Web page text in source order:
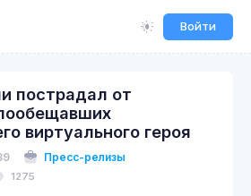
Войти
пострадал от
виртуального героя
Пресс-релизы
1275